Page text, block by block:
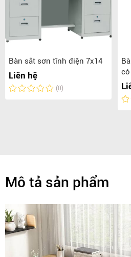
Bàn sắt sơn tĩnh điện 7x14
Liên hệ
(0)
Mô tả sản phẩm